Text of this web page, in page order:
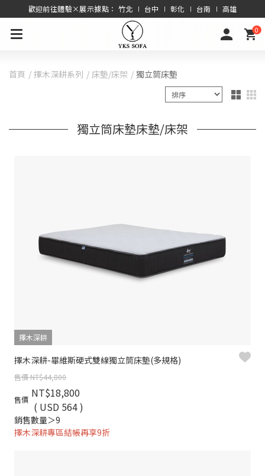
歡迎前往體驗×展示據點： 竹北 ∣ 台中 ∣ 彰化 ∣ 台南 ∣ 高雄
0
首頁 擇木深耕系列 床墊/床架 獨立筒床墊
獨立筒床墊床墊/床架
擇木深耕
擇木深耕-畢維斯硬式雙線獨立筒床墊(多規格)
售價 NT$44,800
售價 NT$18,800
( USD 564 )
銷售數量＞9
擇木深耕專區結帳再享9折